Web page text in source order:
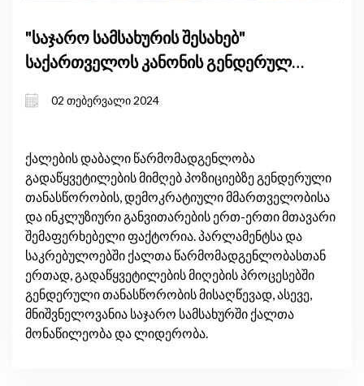
"საჯარო სამსახურის შესახებ"
საქართველოს კანონის გენდერული
02 თებერვალი 2024
ქალების დაბალი წარმომადგენლობა
გადაწყვეტილების მიმღებ პოზიციებზე გენდერული
თანასწორობის, დემოკრატიული მმართველობისა
და ინკლუზიური განვითარების ერთ-ერთი მთავარი
შემაფერხებელი ფაქტორია. პარლამენტსა და
საკრებულოებში ქალთა წარმომადგენლობასთან
ერთად, გადაწყვეტილების მიღების პროცესებში
გენდერული თანასწორობის მისაღწევად, ასევე,
მნიშვნელოვანია საჯარო სამსახურში ქალთა
მონაწილეობა და ლიდერობა.